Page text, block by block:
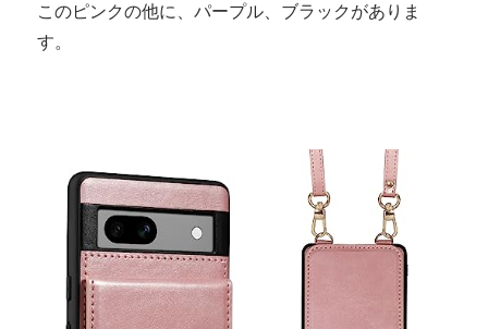
このピンクの他に、パープル、ブラックがありま
す。